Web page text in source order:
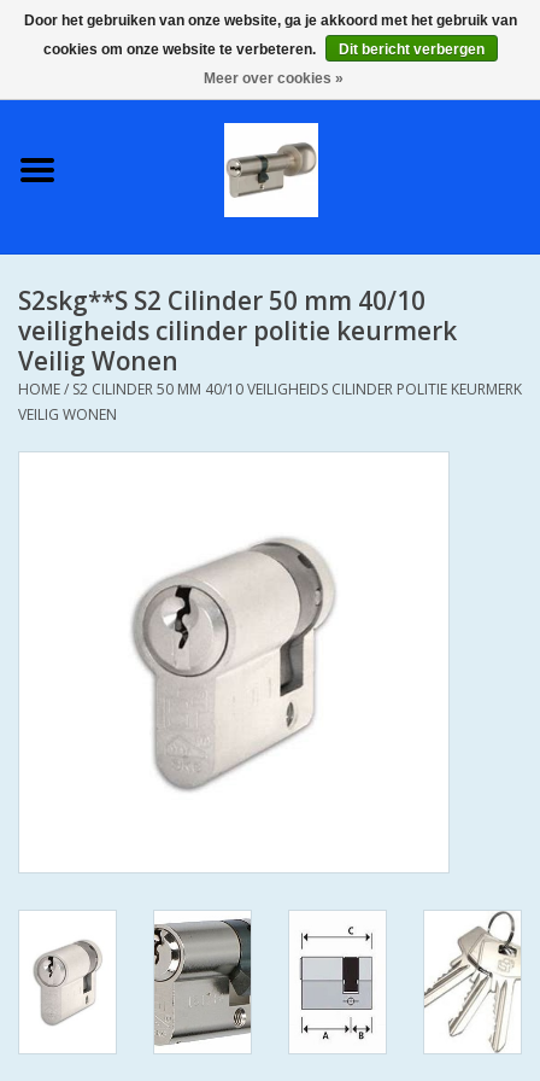
0 Artikelen - €0,00
S2 COMPLETE VEILIGE
SKG**
S2 CILINDER SLOTEN IN
IEDERE GEWENSTE MAAT MET
GEWENSTE MAAT MET
(GAATJES)VEILIGE
GENUMMERDE SLEUTELS
ANTIKERNTREK ZWART IN
VEILIGE SLEUTELS SKG***
ISEO F 6 EXTRA S
ANTIKERNTREK IN IEDERE
GEWENSTE MAAT MET
GEWONE SLEUTEL SKG***
S2skg**S S2 Cilinder 50 mm 40/10
veiligheids cilinder politie keurmerk
Veilig Wonen
HOME/ S2 CILINDER 50 MM 40/10 VEILIGHEIDS CILINDER POLITIE KEURMERK
VEILIG WONEN
Door het gebruiken van onze website, ga je akkoord met het gebruik van
cookies om onze website te verbeteren.
Dit bericht verbergen
Meer over cookies »